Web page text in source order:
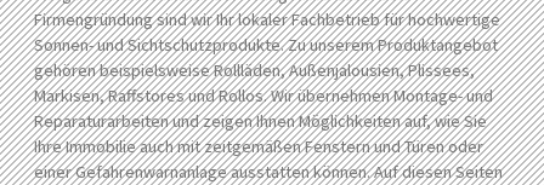
Firmengründung sind wir Ihr lokaler Fachbetrieb für hochwertige
Sonnen- und Sichtschutzprodukte. Zu unserem Produktangebot
gehören beispielsweise Rollläden, Außenjalousien, Plissees,
Markisen, Raffstores und Rollos. Wir übernehmen Montage- und
Reparaturarbeiten und zeigen Ihnen Möglichkeiten auf, wie Sie
Ihre Immobilie auch mit zeitgemäßen Fenstern und Türen oder
einer Gefahrenwarnanlage ausstatten können. Auf diesen Seiten